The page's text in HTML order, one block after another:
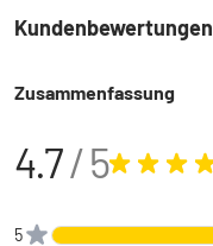
Kundenbewertungen
Zusammenfassung
4.7/ 5
5